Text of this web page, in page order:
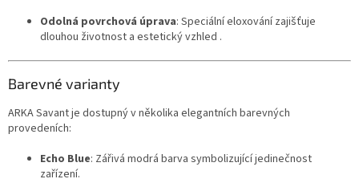
Odolná povrchová úprava: Speciální eloxování zajišťuje
dlouhou životnost a estetický vzhled .
Barevné varianty
ARKA Savant je dostupný v několika elegantních barevných
provedeních:
Echo Blue: Zářivá modrá barva symbolizující jedinečnost
zařízení.